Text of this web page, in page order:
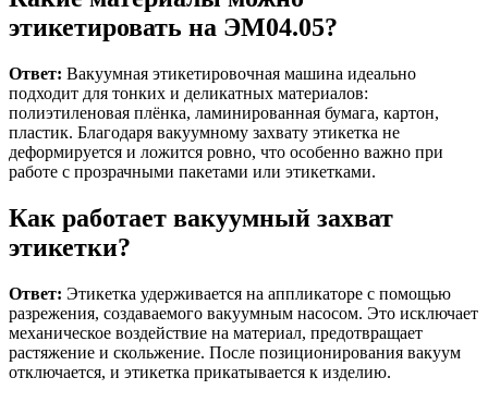
этикетировать на ЭМ04.05?
Ответ: Вакуумная этикетировочная машина идеально
подходит для тонких и деликатных материалов:
полиэтиленовая плёнка, ламинированная бумага, картон,
пластик. Благодаря вакуумному захвату этикетка не
деформируется и ложится ровно, что особенно важно при
работе с прозрачными пакетами или этикетками.
Как работает вакуумный захват
этикетки?
Ответ: Этикетка удерживается на аппликаторе с помощью
разрежения, создаваемого вакуумным насосом. Это исключает
механическое воздействие на материал, предотвращает
растяжение и скольжение. После позиционирования вакуум
отключается, и этикетка прикатывается к изделию.